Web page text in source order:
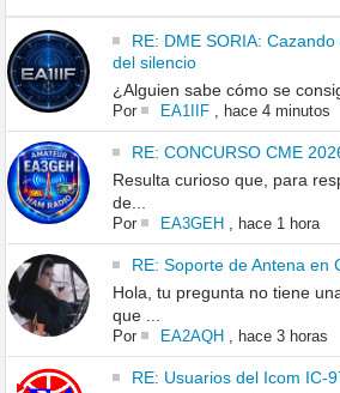
RE: DME SORIA:
del silencio
¿Alguien sabe cómo se
Por EA1IIF, hace 4 minutos
RE: CONCURSO CME
Resulta curioso que, para
de...
Por EA3GEH, hace 1 hora
RE: Soporte de Antena en
Hola, tu pregunta no tiene
que ...
Por EA2AQH, hace 3 horas
RE: Usuarios del Icom IC-